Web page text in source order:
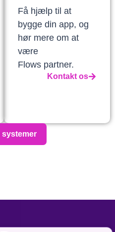
Få hjælp til at
bygge din app, og
hør mere om at
være
Flows partner.
Kontakt os
systemer